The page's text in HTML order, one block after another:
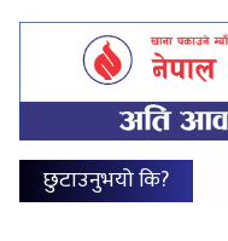
छुटाउनुभयो कि?